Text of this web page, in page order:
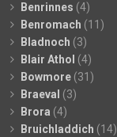
Benrinnes (4)
Benromach (11)
Bladnoch (3)
Blair Athol (4)
Bowmore (31)
Braeval (3)
Brora (4)
Bruichladdich (14)